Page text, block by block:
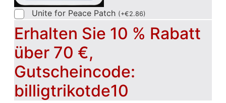
Unite for Peace Patch (+€2.86)
Erhalten Sie 10 % Rabatt
über 70 €,
Gutscheincode:
billigtrikotde10